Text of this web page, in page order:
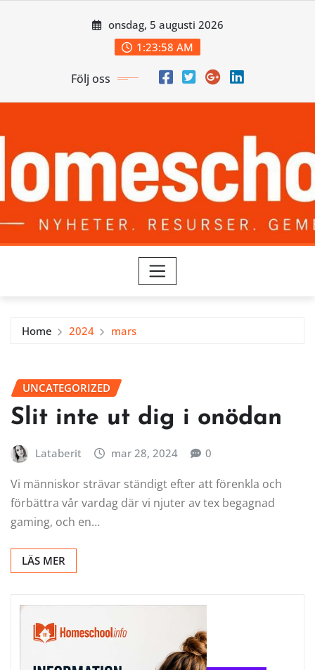
onsdag, 5 augusti 2026
1:23:58 AM
Följ oss
Home 2024 mars
UNCATEGORIZED
Slit inte ut dig i onödan
Lataberit mar 28, 2024 0
Vi människor strävar ständigt efter att förenkla och
förbättra vår vardag där vi njuter av tex begagnad
gaming, och en…
LÄS MER